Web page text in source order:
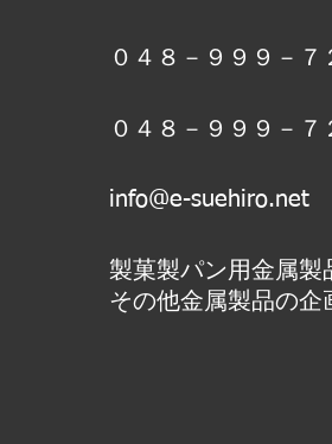
０４８－９９９－７
０４８－９９９－７
製菓製パン用金属製
その他金属製品の企
info@e-suehiro.net